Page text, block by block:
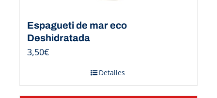
Espagueti de mar eco
Deshidratada
3,50€
Detalles